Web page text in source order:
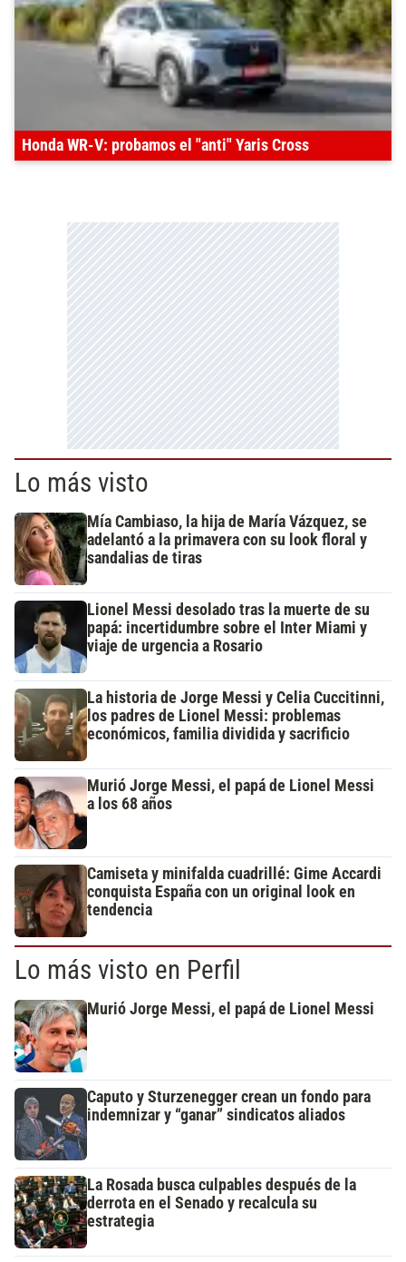
Honda WR-V: probamos el "anti" Yaris Cross
Lo más visto
Mía Cambiaso, la hija de María Vázquez, se
adelantó a la primavera con su look floral y
sandalias de tiras
Lionel Messi desolado tras la muerte de su
papá: incertidumbre sobre el Inter Miami y
viaje de urgencia a Rosario
La historia de Jorge Messi y Celia Cuccitinni,
los padres de Lionel Messi: problemas
económicos, familia dividida y sacrificio
Murió Jorge Messi, el papá de Lionel Messi
a los 68 años
Camiseta y minifalda cuadrillé: Gime Accardi
conquista España con un original look en
tendencia
Lo más visto en Perfil
Murió Jorge Messi, el papá de Lionel Messi
Caputo y Sturzenegger crean un fondo para
indemnizar y “ganar” sindicatos aliados
La Rosada busca culpables después de la
derrota en el Senado y recalcula su
estrategia